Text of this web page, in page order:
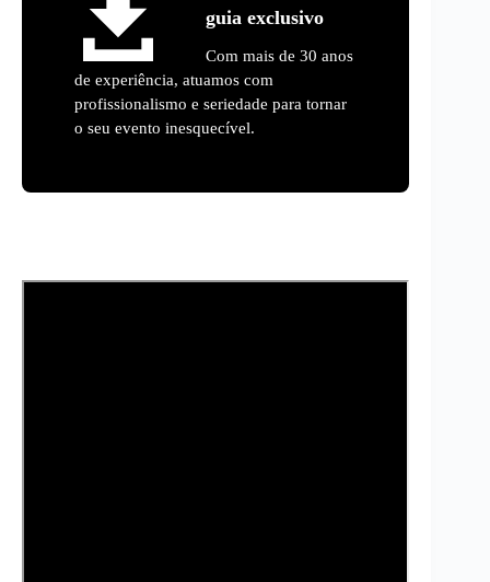
guia exclusivo
Com mais de 30 anos
de experiência, atuamos com
profissionalismo e seriedade para tornar
o seu evento inesquecível.